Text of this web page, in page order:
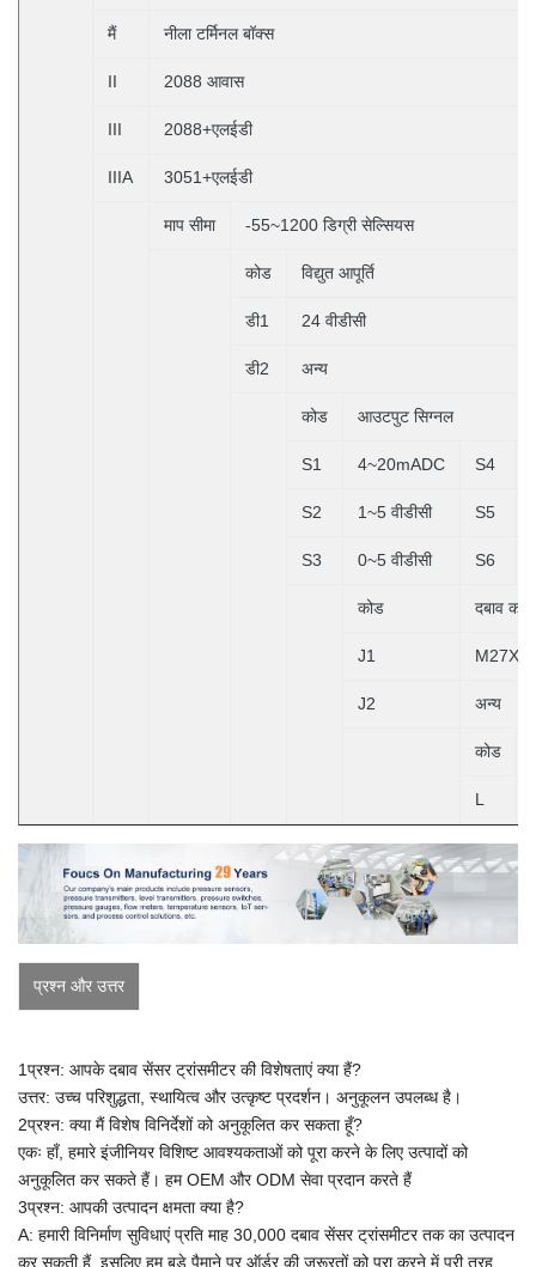
मैं नीला टर्मिनल बॉक्स
II 2088 आवास
III 2088+एलईडी
IIIA 3051+एलईडी
माप सीमा -55~1200 डिग्री सेल्सियस
कोड विद्युत आपूर्ति
डी1 24 वीडीसी
डी2 अन्य
कोड आउटपुट सिग्नल
S1 4~20mADC S4
S2 1~5 वीडीसी S5
S3 0~5 वीडीसी S6
कोड दबाव
J1 M27X2
J2 अन्य
कोड
L
प्रश्न और उत्तर
1प्रश्न: आपके दबाव सेंसर ट्रांसमीटर की विशेषताएं क्या हैं?
उत्तर: उच्च परिशुद्धता, स्थायित्व और उत्कृष्ट प्रदर्शन। अनुकूलन उपलब्ध है।
2प्रश्न: क्या मैं विशेष विनिर्देशों को अनुकूलित कर सकता हूँ?
एकः हाँ, हमारे इंजीनियर विशिष्ट आवश्यकताओं को पूरा करने के लिए उत्पादों को
अनुकूलित कर सकते हैं। हम OEM और ODM सेवा प्रदान करते हैं
3प्रश्न: आपकी उत्पादन क्षमता क्या है?
A: हमारी विनिर्माण सुविधाएं प्रति माह 30,000 दबाव सेंसर ट्रांसमीटर तक का उत्पादन
कर सकती हैं, इसलिए हम बड़े पैमाने पर ऑर्डर की जरूरतों को पूरा करने में पूरी तरह